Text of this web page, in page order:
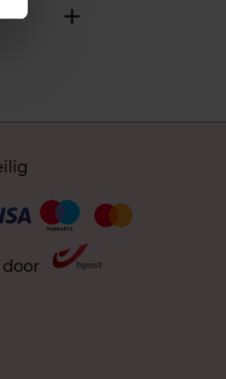
door